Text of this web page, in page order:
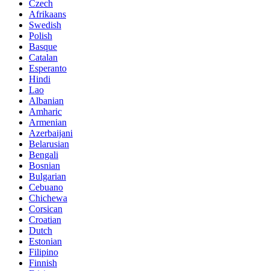
Czech
Afrikaans
Swedish
Polish
Basque
Catalan
Esperanto
Hindi
Lao
Albanian
Amharic
Armenian
Azerbaijani
Belarusian
Bengali
Bosnian
Bulgarian
Cebuano
Chichewa
Corsican
Croatian
Dutch
Estonian
Filipino
Finnish